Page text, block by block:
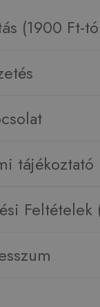
(1900 Ft-
tájékoztató
Feltételek